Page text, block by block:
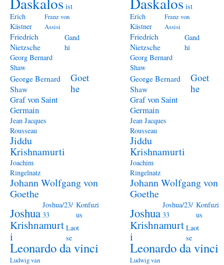
ist
Erich
Kästner
Franz von
Assisi
Friedrich
Nietzsche
Gand
hi
Georg Bernard
Shaw
George Bernard
Shaw
Goet
he
Graf von Saint
Germain
Jean Jacques
Rousseau
Jiddu
Krishnamurti
Joachim
Ringelnatz
Johann Wolfgang von
Goethe
Joshua
Joshua/23/
33
Konfuzi
us
Krishnamurt
i
Laot
se
Leonardo da vinci
Ludwig van
ist
Erich
Kästner
Franz von
Assisi
Friedrich
Nietzsche
Gand
hi
Georg Bernard
Shaw
George Bernard
Shaw
Goet
he
Graf von Saint
Germain
Jean Jacques
Rousseau
Jiddu
Krishnamurti
Joachim
Ringelnatz
Johann Wolfgang von
Goethe
Joshua
Joshua/23/
33
Konfuzi
us
Krishnamurt
i
Laot
se
Leonardo da vinci
Ludwig van